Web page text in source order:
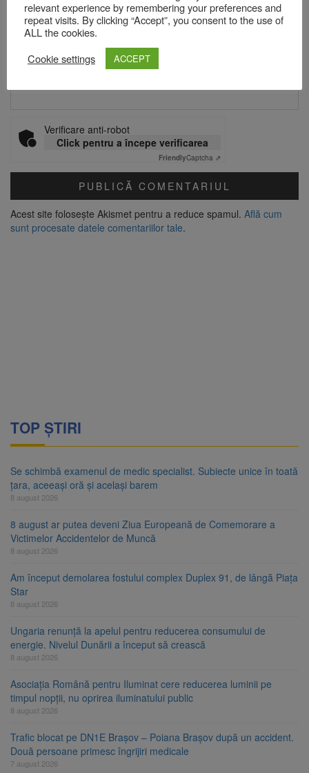
Email*
Verificare anti-robot
Click pentru a începe verificarea
FriendlyCaptcha ⇗
Acest site folosește Akismet pentru a reduce spamul. Află cum
sunt procesate datele comentariilor tale.
TOP ȘTIRI
Se schimbă examenul de medic specialist. Subiecte unice în toată
țara, aceeași oră și același barem
8 august 2026
8 august ar putea deveni Ziua Europeană de Comemorare a
Victimelor Accidentelor de Muncă
8 august 2026
Am început demolarea fostului complex Duplex 91, de lângă Piața
Star
8 august 2026
Ungaria renunță la apelul pentru reducerea consumului de
energie. Nivelul Dunării a început să crească
8 august 2026
Asociația Română pentru Iluminat cere reducerea luminii pe
timpul nopții, nu oprirea iluminatului public
8 august 2026
Trafic blocat pe DN1E Brașov – Poiana Brașov după un accident.
Două persoane primesc îngrijiri medicale
7 august 2026
relevant experience by remembering your preferences and
repeat visits. By clicking “Accept”, you consent to the use of
ALL the cookies.
Cookie settings
ACCEPT